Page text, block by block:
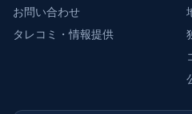
お問い合わせ
タレコミ・情報提供